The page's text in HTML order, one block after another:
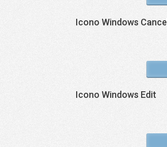
Icono Windows Cancel
Icono Windows Edit